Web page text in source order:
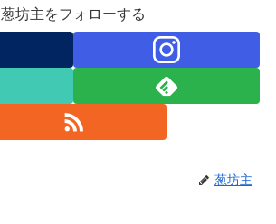
葱坊主をフォローする
葱坊主